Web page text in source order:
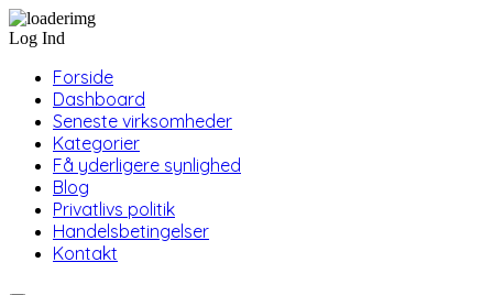
Log Ind
Forside
Dashboard
Seneste virksomheder
Kategorier
Få yderligere synlighed
Blog
Privatlivs politik
Handelsbetingelser
Kontakt